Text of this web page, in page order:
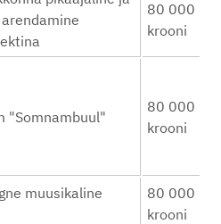
80 000
krooni
"Somnambuul"
80 000
krooni
muusikaline
80 000
krooni